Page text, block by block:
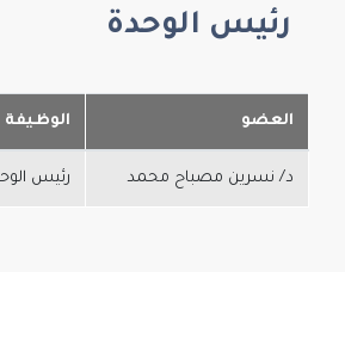
رئيس الوحدة
العضو الوظيفة
د/ نسرين مصباح محمد رئيس